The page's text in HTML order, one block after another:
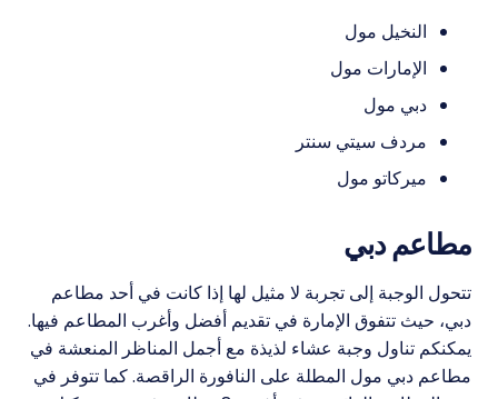
النخيل مول
الإمارات مول
دبي مول
مردف سيتي سنتر
ميركاتو مول
مطاعم دبي
تتحول الوجبة إلى تجربة لا مثيل لها إذا كانت في أحد مطاعم
دبي، حيث تتفوق الإمارة في تقديم أفضل وأغرب المطاعم فيها.
يمكنكم تناول وجبة عشاء لذيذة مع أجمل المناظر المنعشة في
مطاعم دبي مول المطلة على النافورة الراقصة. كما تتوفر في